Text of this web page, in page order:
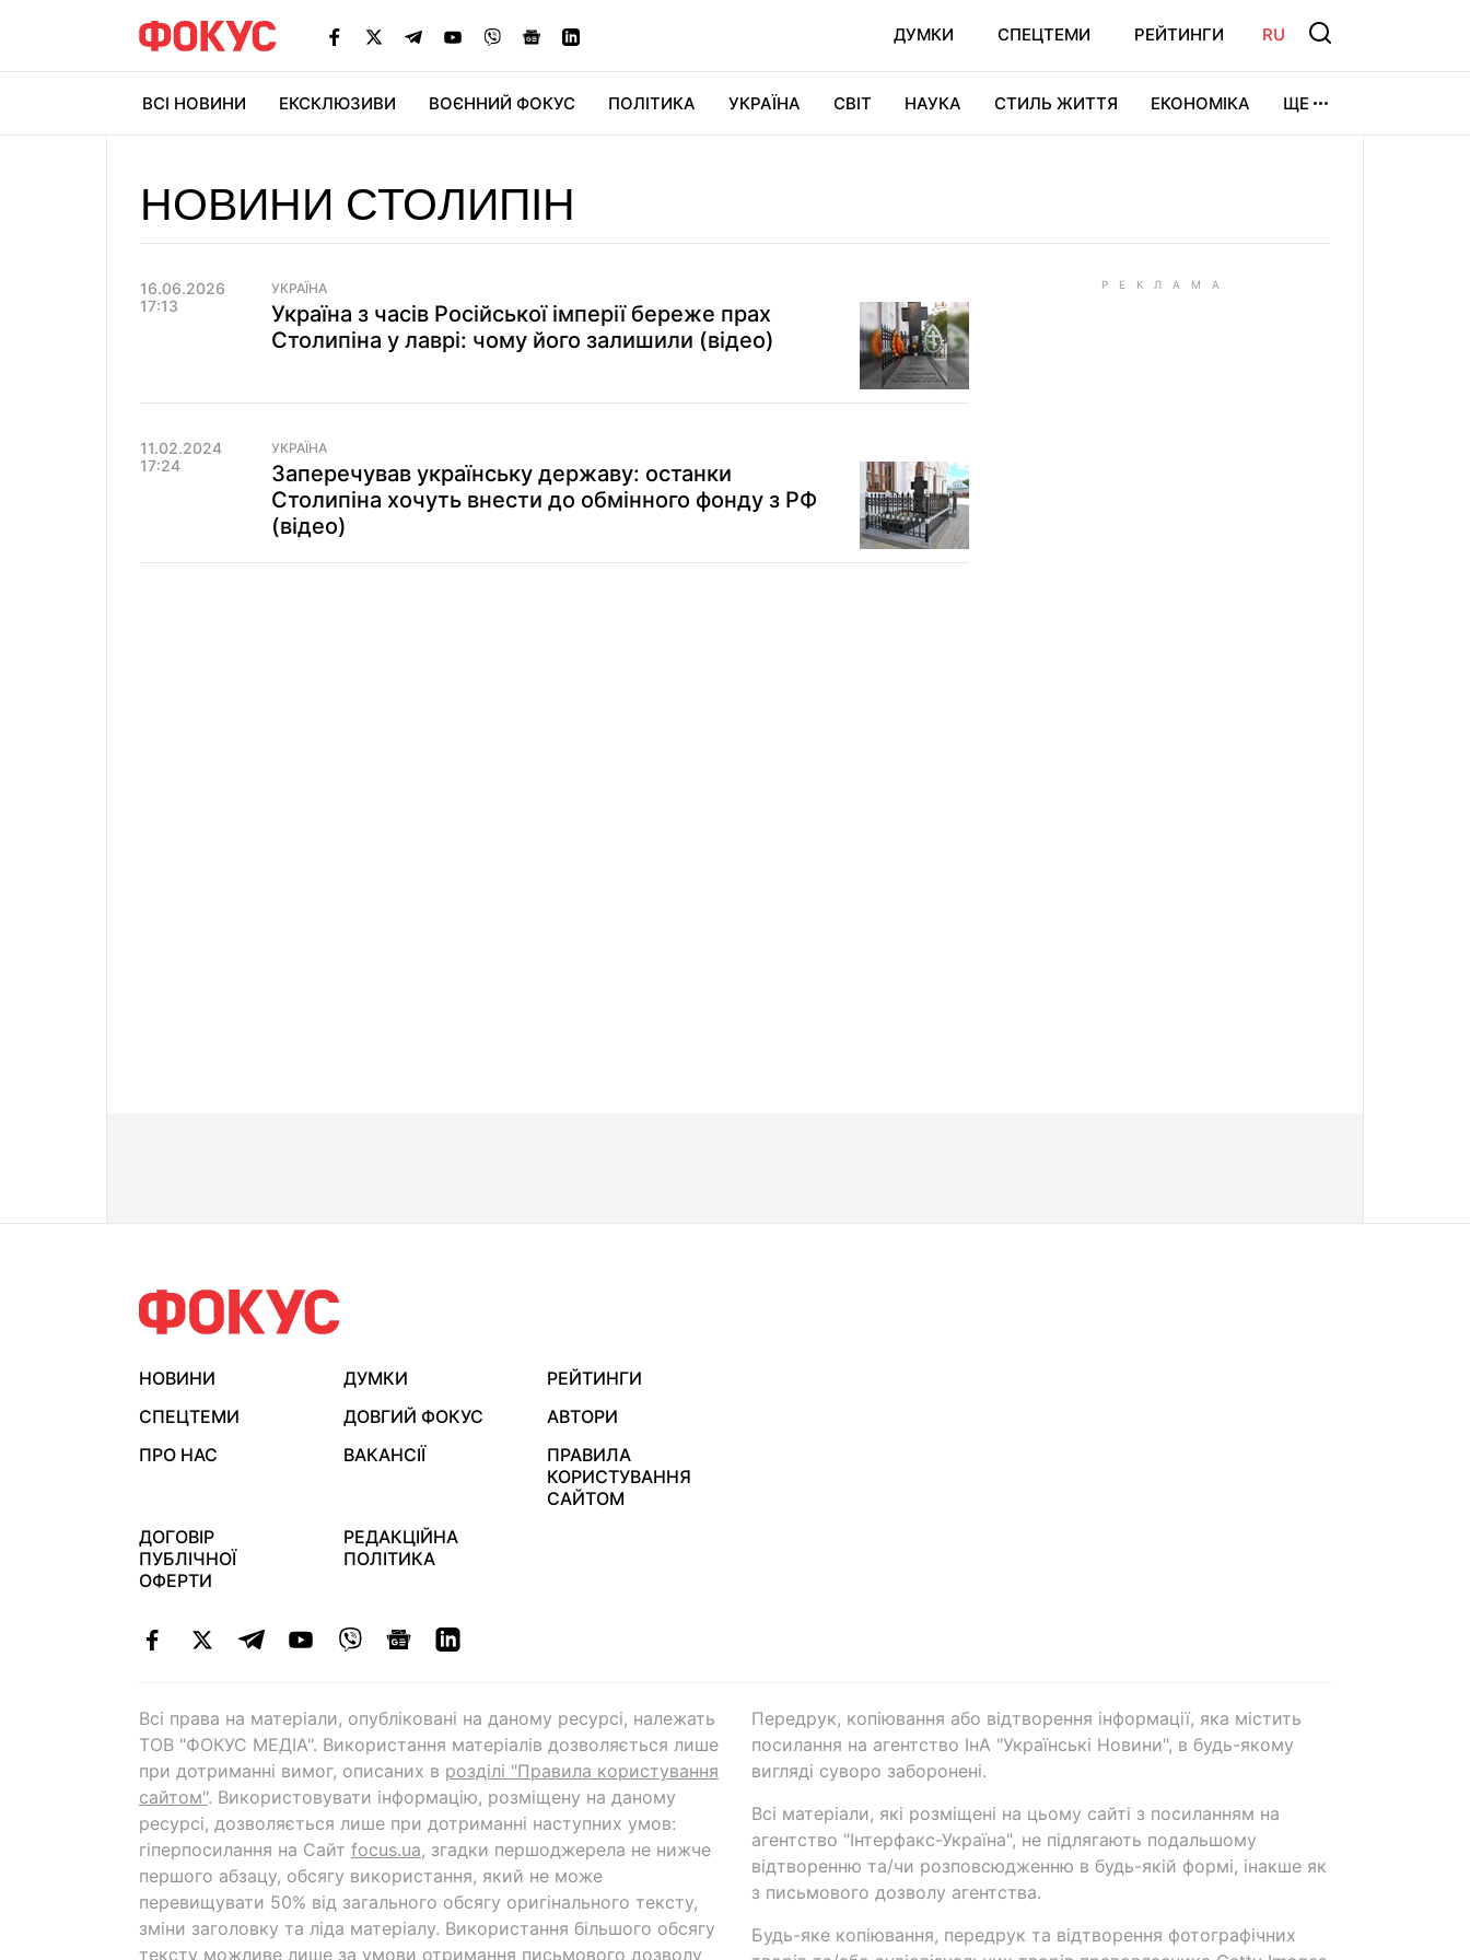
ДУМКИ СПЕЦТЕМИ РЕЙТИНГИ RU
ВСІ НОВИНИ ЕКСКЛЮЗИВИ ВОЄННИЙ ФОКУС ПОЛІТИКА УКРАЇНА СВІТ НАУКА СТИЛЬ ЖИТТЯ ЕКОНОМІКА ЩЕ
НОВИНИ СТОЛИПІН
16.06.2026
17:13
УКРАЇНА
Україна з часів Російської імперії береже прах
Столипіна у лаврі: чому його залишили (відео)
11.02.2024
17:24
УКРАЇНА
Заперечував українську державу: останки
Столипіна хочуть внести до обмінного фонду з РФ
(відео)
НОВИНИ ДУМКИ
РЕЙТИНГИ
СПЕЦТЕМИ
ДОВГИЙ ФОКУС
АВТОРИ
ПРО НАС
ВАКАНСІЇ
ПРАВИЛА
КОРИСТУВАННЯ
САЙТОМ
ДОГОВІР
ПУБЛІЧНОЇ
ОФЕРТИ
РЕДАКЦІЙНА
ПОЛІТИКА
Всі права на матеріали, опубліковані на даному ресурсі, належать
ТОВ "ФОКУС МЕДІА". Використання матеріалів дозволяється лише
при дотриманні вимог, описаних в розділі "Правила користування
сайтом". Використовувати інформацію, розміщену на даному
ресурсі, дозволяється лише при дотриманні наступних умов:
гіперпосилання на Cайт focus.ua, згадки першоджерела не нижче
першого абзацу, обсягу використання, який не може
перевищувати 50% від загального обсягу оригінального тексту,
зміни заголовку та ліда матеріалу. Використання більшого обсягу
тексту можливе лише за умови отримання письмового дозволу
Передрук, копіювання або відтворення інформації, яка містить
посилання на агентство ІнА "Українські Новини", в будь-якому
вигляді суворо заборонені.
Всі матеріали, які розміщені на цьому сайті з посиланням на
агентство "Інтерфакс-Україна", не підлягають подальшому
відтворенню та/чи розповсюдженню в будь-якій формі, інакше як
з письмового дозволу агентства.
Будь-яке копіювання, передрук та відтворення фотографічних